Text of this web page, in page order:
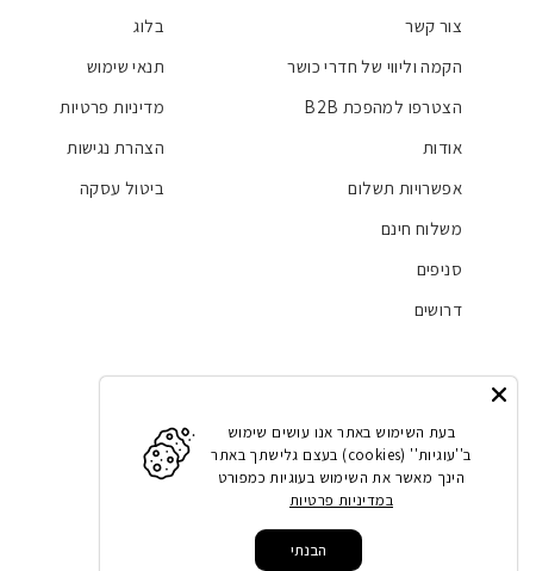
צור קשר
הקמה וליווי של חדרי כושר
הצטרפו למהפכת B2B
אודות
אפשרויות תשלום
משלוח חינם
סניפים
דרושים
בלוג
תנאי שימוש
מדיניות פרטיות
הצהרת נגישות
ביטול עסקה
בעת השימוש באתר אנו עושים שימוש
ב''עוגיות'' (cookies) בעצם גלישתך באתר
הינך מאשר את השימוש בעוגיות כמפורט
במדיניות פרטיות
הבנתי